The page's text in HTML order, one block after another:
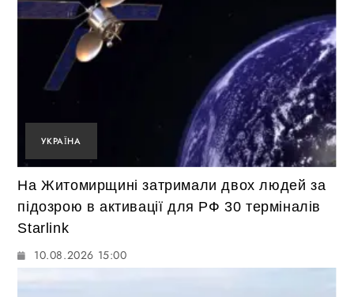
УКРАЇНА
На Житомирщині затримали двох людей за
підозрою в активації для РФ 30 терміналів
Starlink
10.08.2026 15:00